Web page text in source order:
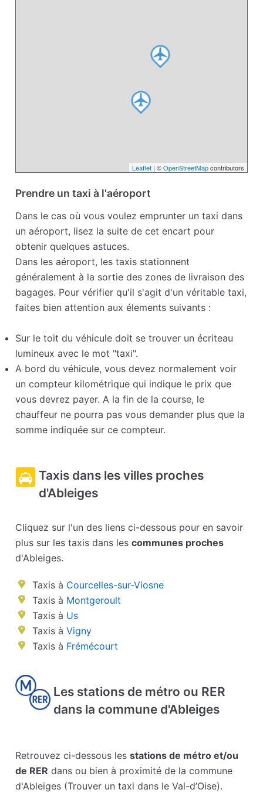
Leaflet| ©OpenStreetMapcontributors
Prendre un taxi à l'aéroport
Dans le cas où vous voulez emprunter un taxi dans
un aéroport, lisez la suite de cet encart pour
obtenir quelques astuces.
Dans les aéroport, les taxis stationnent
généralement à la sortie des zones de livraison des
bagages. Pour vérifier qu'il s'agit d'un véritable taxi,
faites bien attention aux élements suivants :
Sur le toit du véhicule doit se trouver un écriteau
lumineux avec le mot "taxi".
A bord du véhicule, vous devez normalement voir
un compteur kilométrique qui indique le prix que
vous devrez payer. A la fin de la course, le
chauffeur ne pourra pas vous demander plus que la
somme indiquée sur ce compteur.
Taxis dans les villes proches
d'Ableiges
Cliquez sur l'un des liens ci-dessous pour en savoir
plus sur les taxis dans lescommunes proches
d'Ableiges.
Taxis à Courcelles-sur-Viosne
Taxis à Montgeroult
Taxis à Us
Taxis àVigny
Taxis à Frémécourt
Les stations de métro ou RER
dans la commune d'Ableiges
Retrouvez ci-dessous lesstations de métro et/ou
de RER dans ou bien à proximité de la commune
d'Ableiges (Trouver un taxi dans le Val-d’Oise).